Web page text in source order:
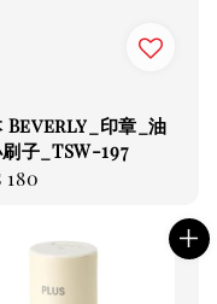
Beverly_印章_油
子_TSW-197
180